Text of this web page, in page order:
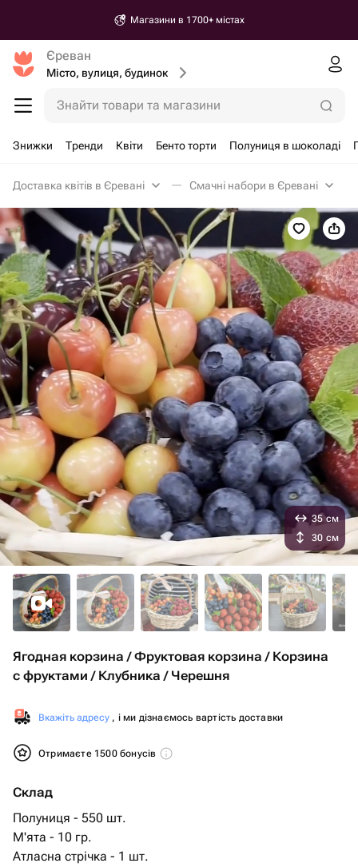
Магазини в 1700+ містах
Єреван
Місто, вулиця, будинок
Знайти товари та магазини
Знижки Тренди Квіти Бенто торти Полуниця в шоколаді
Доставка квітів в Єревані Смачні набори в Єревані
Ягодная корзина / Фруктовая корзина / Корзина
с фруктами / Клубника / Черешня
Вкажіть адресу , і ми дізнаємось вартість доставки
Отримаєте 1500 бонусів
Склад
Полуниця - 550 шт.
М'ята - 10 гр.
Атласна стрічка - 1 шт.
35 см
30 см